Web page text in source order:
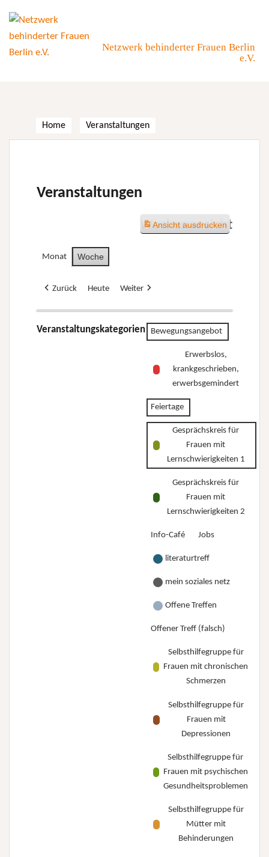
content
Netzwerk behinderter Frauen Berlin
e.V.
Home Veranstaltungen
Veranstaltungen
Wochenansicht
Monat Woche
Zurück Heute Weiter
Veranstaltungskategorien Bewegungsangebot
Erwerbslos,
krankgeschrieben,
erwerbsgemindert
Feiertage
Gesprächskreis für
Frauen mit
Lernschwierigkeiten 1
Gesprächskreis für
Frauen mit
Lernschwierigkeiten 2
Info-Café Jobs
literaturtreff
mein soziales netz
Offene Treffen
Offener Treff (falsch)
Selbsthilfegruppe für
Frauen mit chronischen
Schmerzen
Selbsthilfegruppe für
Frauen mit
Depressionen
Selbsthilfegruppe für
Frauen mit psychischen
Gesundheitsproblemen
Selbsthilfegruppe für
Mütter mit
Behinderungen
Ansichtausdrucken